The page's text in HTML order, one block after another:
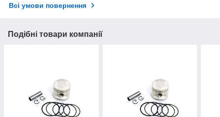
Всі умови повернення
Подібні товари компанії